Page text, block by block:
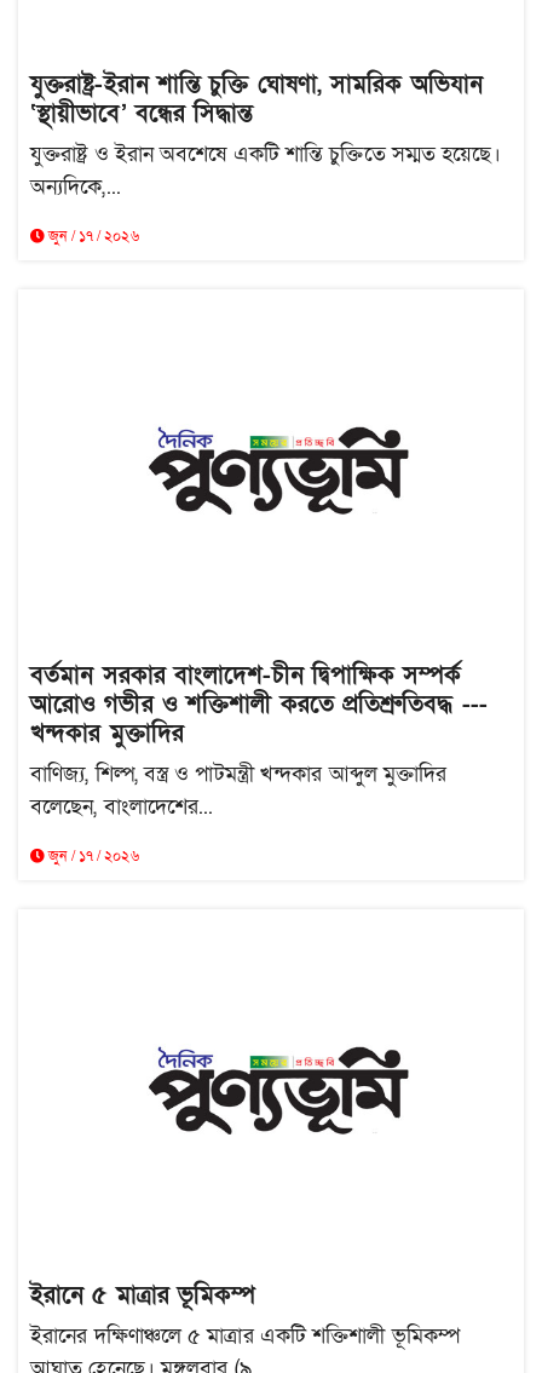
যুক্তরাষ্ট্র-ইরান শান্তি চুক্তি ঘোষণা, সামরিক অভিযান
‘স্থায়ীভাবে’ বন্ধের সিদ্ধান্ত
যুক্তরাষ্ট্র ও ইরান অবশেষে একটি শান্তি চুক্তিতে সম্মত হয়েছে।
অন্যদিকে,...
জুন / ১৭ / ২০২৬
বর্তমান সরকার বাংলাদেশ-চীন দ্বিপাক্ষিক সম্পর্ক
আরোও গভীর ও শক্তিশালী করতে প্রতিশ্রুতিবদ্ধ ---
খন্দকার মুক্তাদির
বাণিজ্য, শিল্প, বস্ত্র ও পাটমন্ত্রী খন্দকার আব্দুল মুক্তাদির
বলেছেন, বাংলাদেশের...
জুন / ১৭ / ২০২৬
ইরানে ৫ মাত্রার ভূমিকম্প
ইরানের দক্ষিণাঞ্চলে ৫ মাত্রার একটি শক্তিশালী ভূমিকম্প